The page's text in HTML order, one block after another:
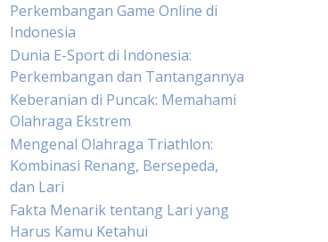
Perkembangan Game Online di
Indonesia
Dunia E-Sport di Indonesia:
Perkembangan dan Tantangannya
Keberanian di Puncak: Memahami
Olahraga Ekstrem
Mengenal Olahraga Triathlon:
Kombinasi Renang, Bersepeda,
dan Lari
Fakta Menarik tentang Lari yang
Harus Kamu Ketahui